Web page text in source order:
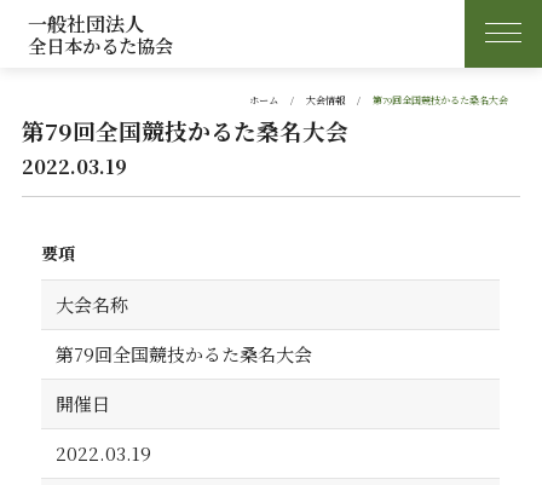
一般社団法人
全日本かるた協会
ホーム 大会情報 第79回全国競技かるた桑名大会
第79回全国競技かるた桑名大会
2022.03.19
要項
大会名称
第79回全国競技かるた桑名大会
開催日
2022.03.19